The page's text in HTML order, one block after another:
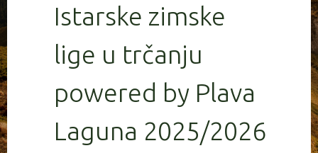
Istarske zimske
lige u trčanju
powered by Plava
Laguna 2025/2026